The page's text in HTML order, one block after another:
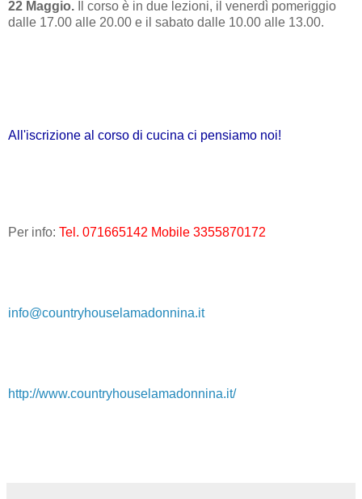
22 Maggio.
Il corso è in due lezioni, il venerdì pomeriggio
dalle 17.00 alle 20.00 e il sabato dalle 10.00 alle 13.00.
All'iscrizione al corso di cucina ci pensiamo noi!
Per info: Tel. 071665142 Mobile 3355870172
info@countryhouselamadonnina.it
http://www.countryhouselamadonnina.it/